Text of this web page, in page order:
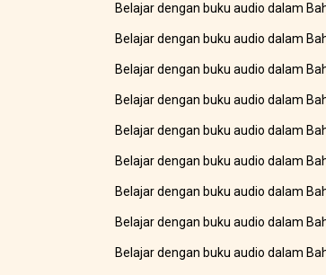
Belajar dengan buku audio dalam
Belajar dengan buku audio dalam
Belajar dengan buku audio dalam
Belajar dengan buku audio dalam
Belajar dengan buku audio dalam
Belajar dengan buku audio dalam
Belajar dengan buku audio dalam
Belajar dengan buku audio dalam
Belajar dengan buku audio dalam